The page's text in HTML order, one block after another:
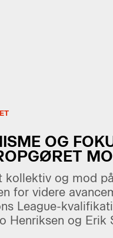
OG
og mod
for videre
League-
Henriksen og Erik